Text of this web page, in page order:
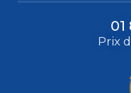
01
Prix